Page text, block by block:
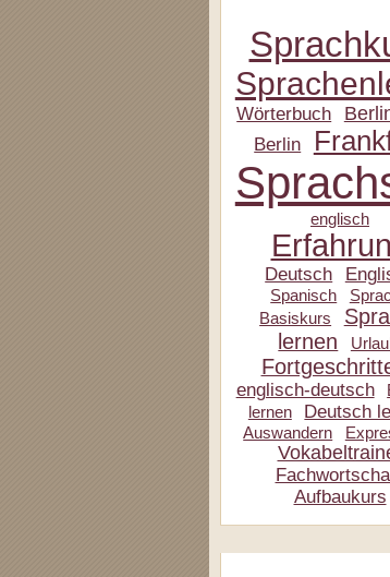
Wörterbuch
Berlin
englisch
Deutsch
Spanisch
Basiskurs
lernen
englisch-deutsch
lernen
Deutsch
Auswandern
Aufbaukurs